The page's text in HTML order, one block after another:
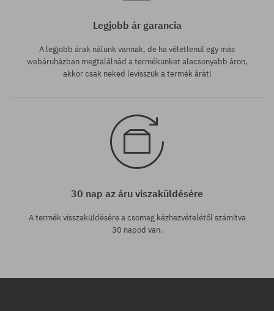
Legjobb ár garancia
A legjobb árak nálunk vannak, de ha véletlenül egy más
webáruházban megtalálnád a termékünket alacsonyabb áron,
akkor csak neked levisszük a termék árát!
30 nap az áru viszaküldésére
A termék visszaküldésére a csomag kézhezvételétől számítva
30 napod van.